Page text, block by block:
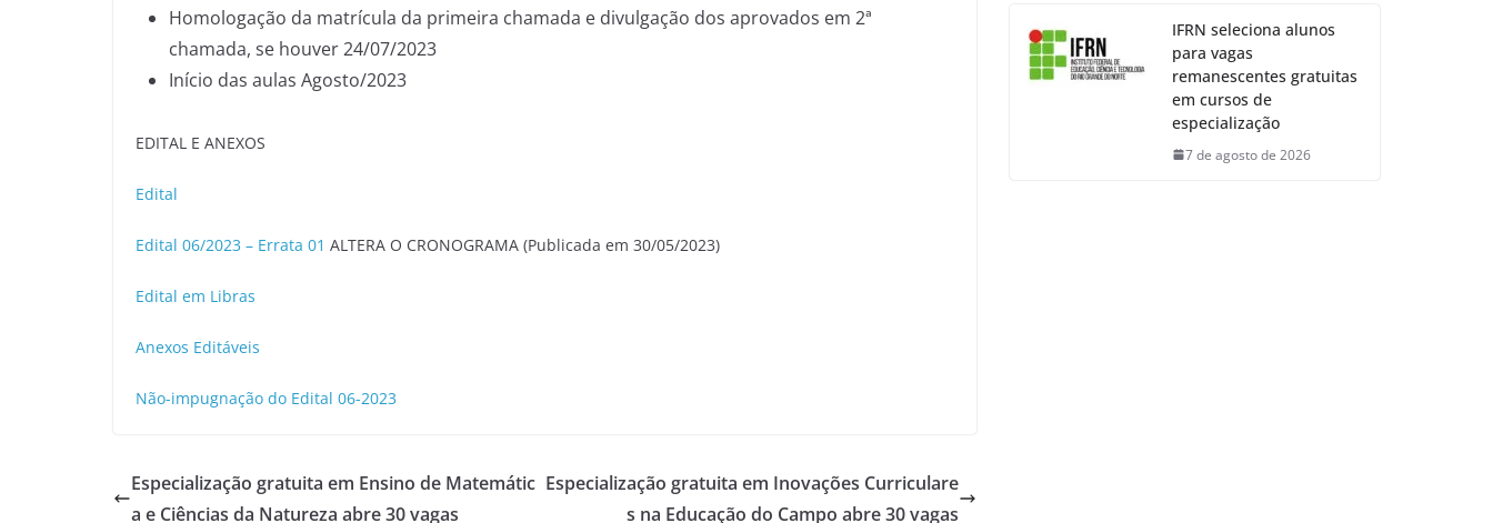
Homologação da matrícula da primeira chamada e divulgação dos aprovados em 2ª
chamada, se houver 24/07/2023
Início das aulas Agosto/2023
EDITAL E ANEXOS
Edital
Edital 06/2023 – Errata 01 ALTERA O CRONOGRAMA (Publicada em 30/05/2023)
Edital em Libras
Anexos Editáveis
Não-impugnação do Edital 06-2023
Especialização gratuita em Ensino de Matemátic
a e Ciências da Natureza abre 30 vagas
Especialização gratuita em Inovações Curriculare
s na Educação do Campo abre 30 vagas
IFRN seleciona alunos
para vagas
remanescentes gratuitas
em cursos de
especialização
7 de agosto de 2026